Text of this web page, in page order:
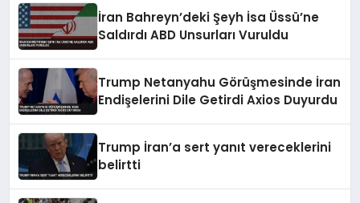
İran Bahreyn’deki Şeyh İsa Üssü’ne
Saldırdı ABD Unsurları Vuruldu
Trump Netanyahu Görüşmesinde İran
Endişelerini Dile Getirdi Axios Duyurdu
Trump İran’a sert yanıt vereceklerini
belirtti